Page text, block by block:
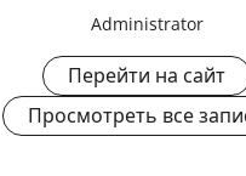
Administrator
Перейти на сайт
Просмотреть все